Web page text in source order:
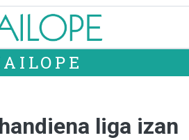
liga izan